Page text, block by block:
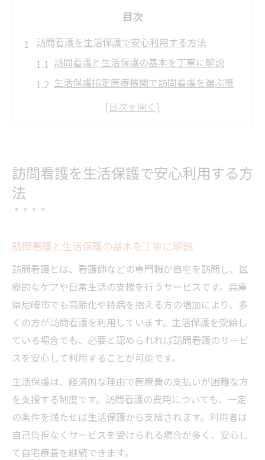
目次
訪問看護を生活保護で安心利用する方法
訪問看護と生活保護の基本を丁寧に解説
生活保護指定医療機関で訪問看護を選ぶ際
ポイント
訪問看護に必要な医療券取得の申請方法
尼崎市生活保護課での医療券手続きの流れ
医療券を使った訪問看護利用開始のポイン
ト
ケースワーカーとの連携で訪問看護を円滑
説
自己負担ゼロの訪問看護利用手順を紹介
訪問看護利用で自己負担がゼロになる理由
生活保護で訪問看護を申請する流れと注意
訪問看護を生活保護で安心利用する方
法
訪問看護と生活保護の基本を丁寧に解説
訪問看護とは、看護師などの専門職が自宅を訪問し、医
療的なケアや日常生活の支援を行うサービスです。兵庫
県尼崎市でも高齢化や持病を抱える方の増加により、多
くの方が訪問看護を利用しています。生活保護を受給し
ている場合でも、必要と認められれば訪問看護のサービ
スを安心して利用することが可能です。
生活保護は、経済的な理由で医療費の支払いが困難な方
を支援する制度です。訪問看護の費用についても、一定
の条件を満たせば生活保護から支給されます。利用者は
自己負担なくサービスを受けられる場合が多く、安心し
て自宅療養を継続できます。